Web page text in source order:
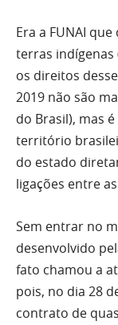
Era a FUNAI
terras indígenas
os direitos
2019 não são
do Brasil), mas
território
do estado
ligações entre
Sem entrar no
desenvolvido
fato chamou a
pois, no dia 28
contrato de